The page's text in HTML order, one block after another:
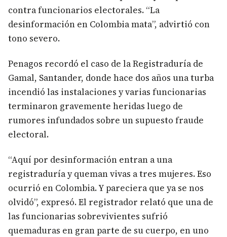
contra funcionarios electorales. “La
desinformación en Colombia mata”, advirtió con
tono severo.
Penagos recordó el caso de la Registraduría de
Gamal, Santander, donde hace dos años una turba
incendió las instalaciones y varias funcionarias
terminaron gravemente heridas luego de
rumores infundados sobre un supuesto fraude
electoral.
“Aquí por desinformación entran a una
registraduría y queman vivas a tres mujeres. Eso
ocurrió en Colombia. Y pareciera que ya se nos
olvidó”, expresó. El registrador relató que una de
las funcionarias sobrevivientes sufrió
quemaduras en gran parte de su cuerpo, en uno